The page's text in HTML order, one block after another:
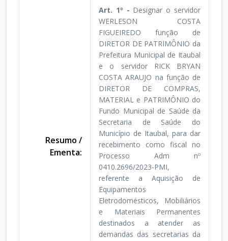
Resumo /
Ementa:
Art. 1º - Designar o servidor
WERLESON COSTA
FIGUEIREDO função de
DIRETOR DE PATRIMÔNIO da
Prefeitura Municipal de Itaubal
e o servidor RICK BRYAN
COSTA ARAUJO na função de
DIRETOR DE COMPRAS,
MATERIAL e PATRIMÔNIO do
Fundo Municipal de Saúde da
Secretaria de Saúde do
Município de Itaubal, para dar
recebimento como fiscal no
Processo Adm nº
0410.2696/2023-PMI,
referente a Aquisição de
Equipamentos
Eletrodomésticos, Mobiliários
e Materiais Permanentes
destinados a atender as
demandas das secretarias da